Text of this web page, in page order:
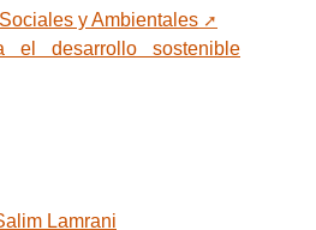
y Ambientales
el desarrollo sostenible
Lamrani